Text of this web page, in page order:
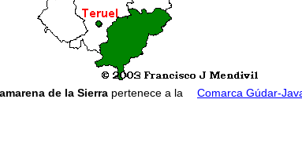
de la Sierra pertenece a la Comarca Gúdar-